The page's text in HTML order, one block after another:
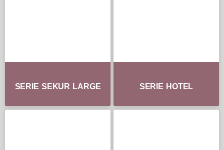
SERIE SEKUR LARGE SERIE HOTEL